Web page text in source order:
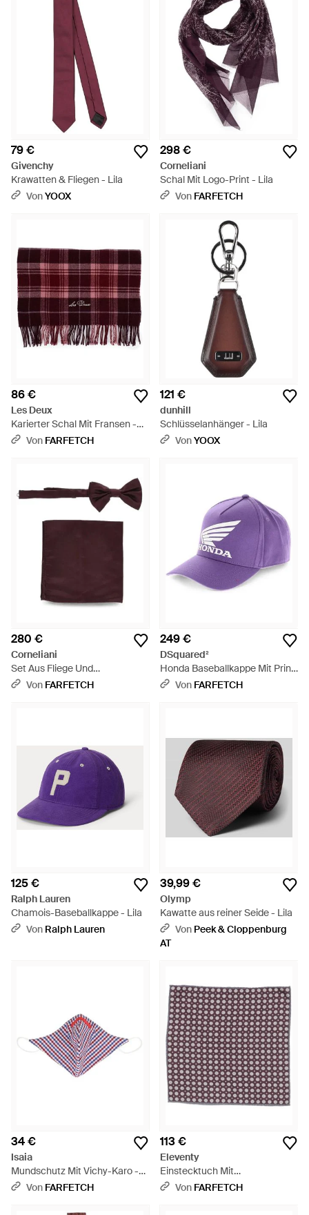
79 €
Givenchy
Krawatten & Fliegen - Lila
VonYOOX
298 €
Corneliani
Schal Mit Logo-Print - Lila
Von FARFETCH
86 €
Les Deux
Karierter Schal Mit Fransen -
Lila Von FARFETCH
121 €
dunhill
Schlüsselanhänger - Lila
VonYOOX
280 €
Corneliani
Set Aus Fliege Und
Einstecktuch Aus Seidensatin -
Von FARFETCH
249 €
DSquared²
Honda Baseballkappe Mit Print
- LilaVon FARFETCH
125 €
Ralph Lauren
Chamois-Baseballkappe - Lila
Von Ralph Lauren
39,99 €
Olymp
Kawatte aus reiner Seide - Lila
Von Peek & Cloppenburg
AT
34 €
Isaia
Mundschutz Mit Vichy-Karo -
Lila Von FARFETCH
113 €
Eleventy
Einstecktuch Mit
Geometrischem Print - Lila
Von FARFETCH